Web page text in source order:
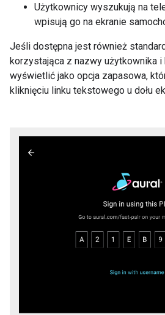
Użytkownicy wyszukują na
wpisują go na ekranie
Jeśli dostępna jest również
korzystająca z nazwy użytkownika i
wyświetlić jako opcja zapasowa,
kliknięciu linku tekstowego u dołu